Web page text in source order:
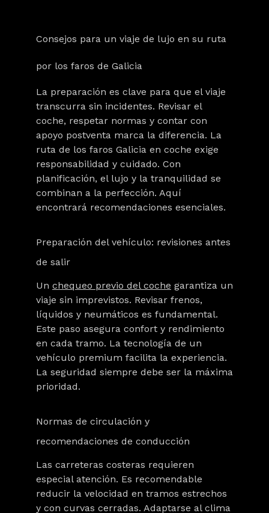
Consejos para un viaje de lujo en su ruta
por los faros de Galicia
La preparación es clave para que el viaje
transcurra sin incidentes. Revisar el
coche, respetar normas y contar con
apoyo postventa marca la diferencia. La
ruta de los faros Galicia en coche exige
responsabilidad y cuidado. Con
planificación, el lujo y la tranquilidad se
combinan a la perfección. Aquí
encontrará recomendaciones esenciales.
Preparación del vehículo: revisiones antes
de salir
Un chequeo previo del coche garantiza un
viaje sin imprevistos. Revisar frenos,
líquidos y neumáticos es fundamental.
Este paso asegura confort y rendimiento
en cada tramo. La tecnología de un
vehículo premium facilita la experiencia.
La seguridad siempre debe ser la máxima
prioridad.
Normas de circulación y
recomendaciones de conducción
Las carreteras costeras requieren
especial atención. Es recomendable
reducir la velocidad en tramos estrechos
y con curvas cerradas. Adaptarse al clima